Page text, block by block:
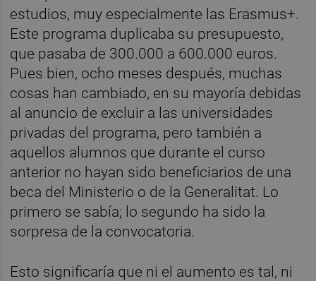
estudios, muy especialmente las Erasmus+.
Este programa duplicaba su presupuesto,
que pasaba de 300.000 a 600.000 euros.
Pues bien, ocho meses después, muchas
cosas han cambiado, en su mayoría debidas
al anuncio de excluir a las universidades
privadas del programa, pero también a
aquellos alumnos que durante el curso
anterior no hayan sido beneficiarios de una
beca del Ministerio o de la Generalitat. Lo
primero se sabía; lo segundo ha sido la
sorpresa de la convocatoria.
Esto significaría que ni el aumento es tal, ni